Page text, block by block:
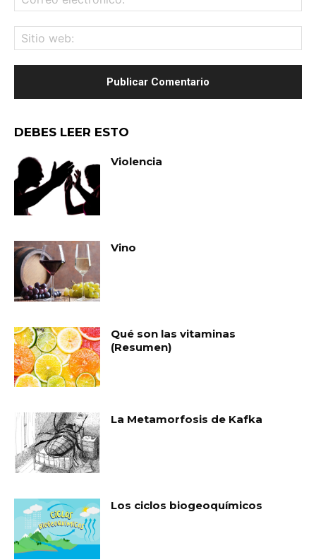
DEBES LEER ESTO
Violencia
Vino
Qué son las vitaminas
(Resumen)
La Metamorfosis de Kafka
Los ciclos biogeoquímicos